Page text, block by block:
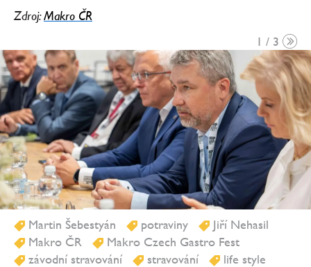
Zdroj:Makro ČR
1 / 3
Martin Šebestyán potraviny
Jiří Nehasil
Makro ČR
Makro Czech Gastro Fest
závodní stravování
stravování
life style